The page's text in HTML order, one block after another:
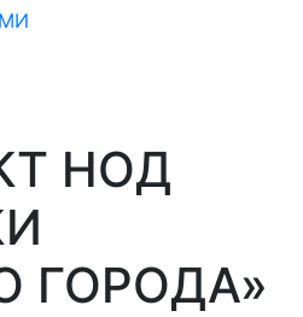
НОД
ГОРОДА»